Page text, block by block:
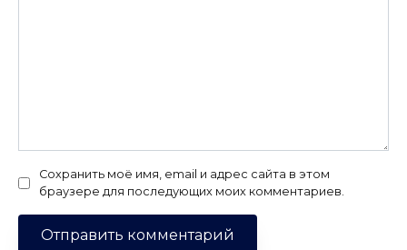
Сохранить моё имя, email и адрес сайта в этом
браузере для последующих моих комментариев.